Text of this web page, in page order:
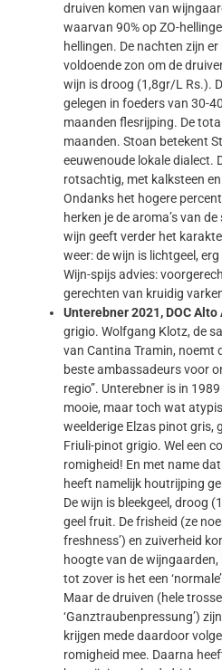
druiven komen van
waarvan 90% op ZO-
hellingen. De nachten zijn
voldoende zon om de
wijn is droog (1,8gr/L Rs.).
gelegen in foeders van 30-
maanden flesrijping. De
maanden. Stoan betekent
eeuwenoude lokale dialect.
rotsachtig, met kalksteen
Ondanks het hogere
herken je de aroma’s van
wijn geeft verder het
weer: de wijn is lichtgeel,
Wijn-spijs advies:
gerechten van kruidig
Unterebner 2021, DOC Alto
grigio. Wolfgang Klotz, de
van Cantina Tramin, noemt
beste ambassadeurs voor
regio”. Unterebner is in
mooie, maar toch wat
weelderige Elzas pinot gris,
Friuli-pinot grigio. Wel een
romigheid! En met name
heeft namelijk houtrijping
De wijn is bleekgeel, droog
geel fruit. De frisheid (ze
freshness’) en zuiverheid
hoogte van de
tot zover is het een
Maar de druiven (hele
‘Ganztraubenpressung’)
krijgen mede daardoor
romigheid mee. Daarna